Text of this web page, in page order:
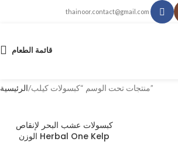
thainoor.contact@gmail.com
قائمة الطعام
الرئيسية منتجات تحت الوسم “كبسولات كيلب”
كبسولات عشب البحر لإنقاص
الوزن Herbal One Kelp